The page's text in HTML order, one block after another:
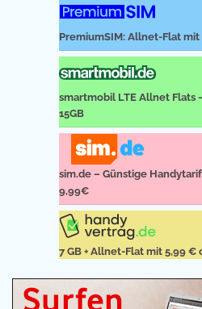
PremiumSIM: Allnet-Flat mit
smartmobil LTE Allnet Flats
15GB
sim.de – Günstige
9,99€
7 GB + Allnet-Flat mit 5,99 €